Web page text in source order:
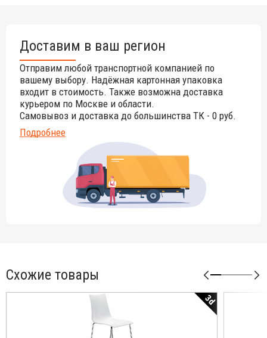
Доставим в ваш регион
Отправим любой транспортной компанией по
вашему выбору. Надёжная картонная упаковка
входит в стоимость. Также возможна доставка
курьером по Москве и области.
Самовывоз и доставка до большинства ТК - 0 руб.
Подробнее
Схожие товары
3d